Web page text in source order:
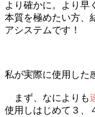
より確かに。より早
本質を極めたい方、
アシステムです！
私が実際に使用した
まず、なによりも
使用しはじめて３、